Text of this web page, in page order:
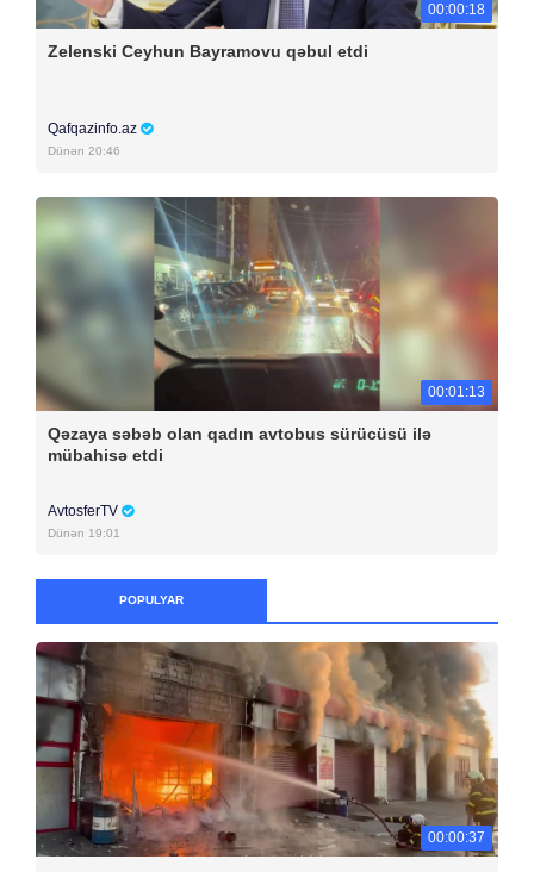
00:00:18
Zelenski Ceyhun Bayramovu qəbul etdi
Qafqazinfo.az
Dünən 20:46
00:01:13
Qəzaya səbəb olan qadın avtobus sürücüsü ilə
mübahisə etdi
AvtosferTV
Dünən 19:01
POPULYAR
00:00:37